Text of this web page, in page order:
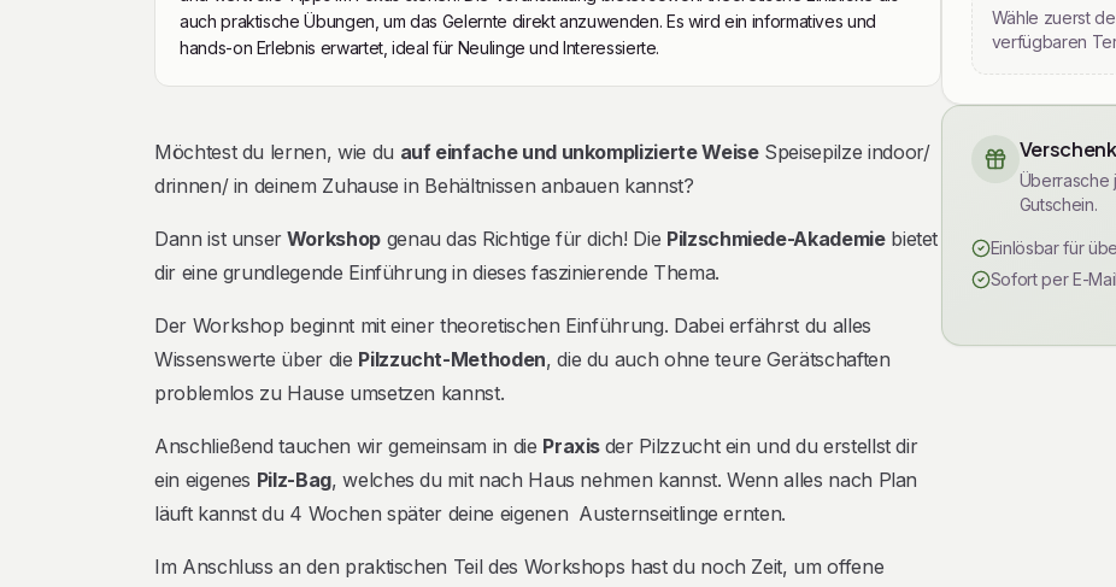
auch praktische Übungen, um das Gelernte direkt anzuwenden. Es wird ein informatives und
hands-on Erlebnis erwartet, ideal für Neulinge und Interessierte.
Beschreibung
Möchtest du lernen, wie du auf einfache und unkomplizierte WeiseSpeisepilze indoor/
drinnen/ in deinem Zuhause in Behältnissen anbauen kannst?
Dann ist unser Workshopgenau das Richtige für dich! Die Pilzschmiede-Akademiebietet
dir eine grundlegende Einführung in dieses faszinierende Thema.
Der Workshop beginnt mit einer theoretischen Einführung. Dabei erfährst du alles
Wissenswerte über die Pilzzucht-Methoden, die du auch ohne teure Gerätschaften
problemlos zu Hause umsetzen kannst.
Anschließend tauchen wir gemeinsam in die Praxis der Pilzzucht ein und du erstellst dir
ein eigenes Pilz-Bag, welches du mit nach Haus nehmen kannst. Wenn alles nach Plan
läuft kannst du 4 Wochen später deine eigenen Austernseitlinge ernten.
Im Anschluss an den praktischen Teil des Workshops hast du noch Zeit, um offene
Wähle zuerst
verfügbaren
Überrasche
Gutschein.
Einlösbar für
Sofort per E-